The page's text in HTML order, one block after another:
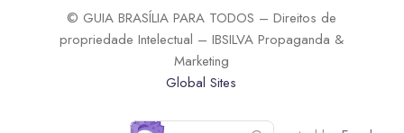
© GUIA BRASÍLIA PARA TODOS – Direitos de
propriedade Intelectual – IBSILVA Propaganda &
Marketing
Global Sites